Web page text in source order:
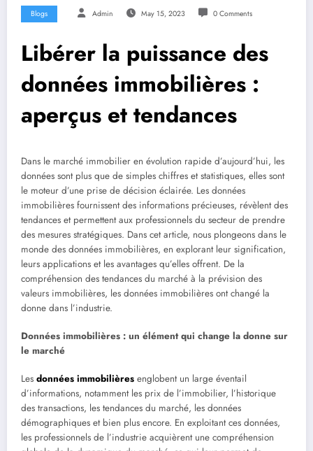
Blogs Admin May 15, 2023 0 Comments
Libérer la puissance des
données immobilières :
aperçus et tendances
Dans le marché immobilier en évolution rapide d’aujourd’hui, les
données sont plus que de simples chiffres et statistiques, elles sont
le moteur d’une prise de décision éclairée. Les données
immobilières fournissent des informations précieuses, révèlent des
tendances et permettent aux professionnels du secteur de prendre
des mesures stratégiques. Dans cet article, nous plongeons dans le
monde des données immobilières, en explorant leur signification,
leurs applications et les avantages qu’elles offrent. De la
compréhension des tendances du marché à la prévision des
valeurs immobilières, les données immobilières ont changé la
donne dans l’industrie.
Données immobilières : un élément qui change la donne sur
le marché
Les données immobilières englobent un large éventail
d’informations, notamment les prix de l’immobilier, l’historique
des transactions, les tendances du marché, les données
démographiques et bien plus encore. En exploitant ces données,
les professionnels de l’industrie acquièrent une compréhension